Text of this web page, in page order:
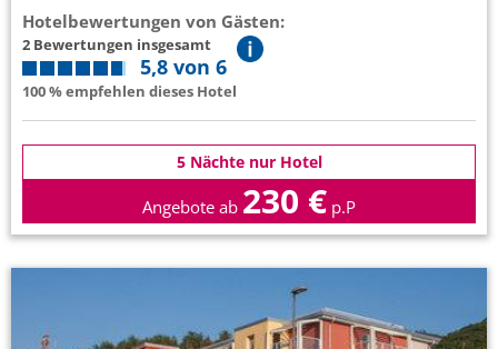
Hotelbewertungen von Gästen:
2 Bewertungen insgesamt
5,8 von 6
100 % empfehlen dieses Hotel
5 Nächte nur Hotel
Angebote ab 230 € p.P